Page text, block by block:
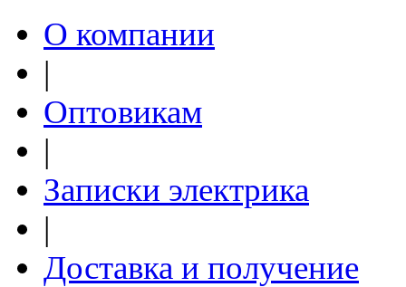
О компании
|
Оптовикам
|
Записки электрика
|
Доставка и получение